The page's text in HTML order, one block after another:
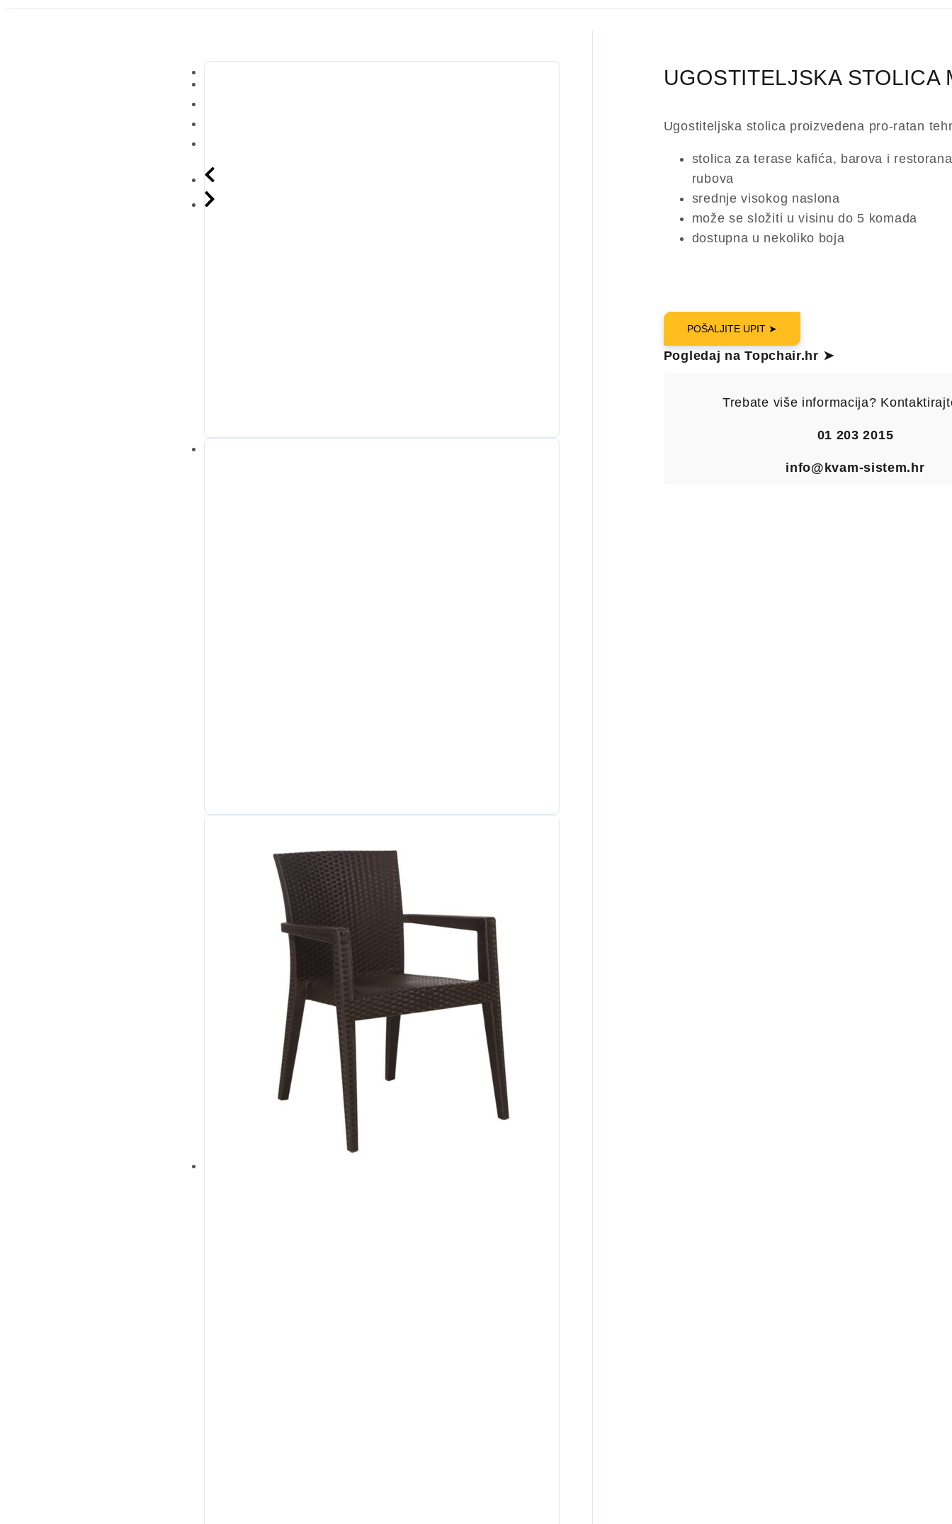
UGOSTITELJSKA STOLICA
Ugostiteljska stolica proizvedena pro-ratan
stolica za terase kafića, barova i
rubova
srednje visokog naslona
može se složiti u visinu do 5 komada
dostupna u nekoliko boja
POŠALJITE UPIT ➤
Pogledaj na Topchair.hr ➤
Trebate više informacija?
01 203 2015
info@kvam-sistem.hr